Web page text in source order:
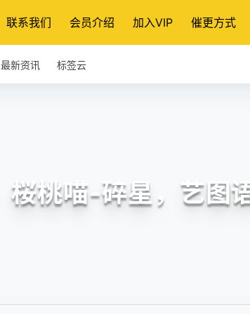
联系我们 会员介绍 加入VIP 催更方式
最新资讯 标签云
桜桃喵-碎星，艺图